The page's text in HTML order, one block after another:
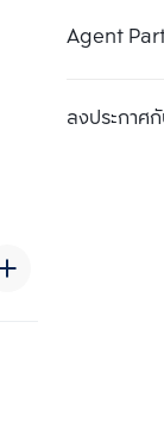
Agent
ลงประกาศกั